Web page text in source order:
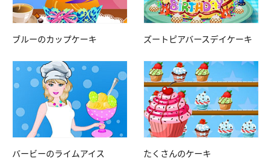
ブルーのカップケーキ ズートピアバースデイケーキ
バービーのライムアイス たくさんのケーキ